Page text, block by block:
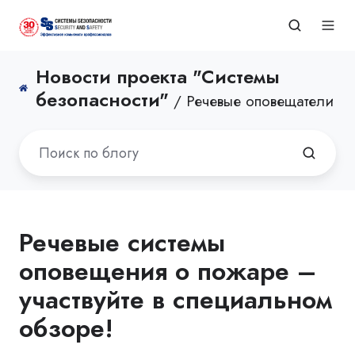
Новости проекта "Системы
безопасности" / Речевые оповещатели
Речевые системы
оповещения о пожаре –
участвуйте в специальном
обзоре!